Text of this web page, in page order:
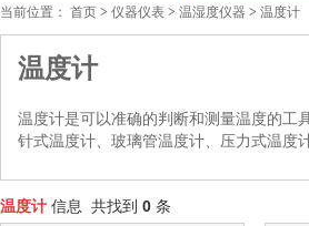
当前位置： 首页 > 仪器仪表 > 温湿度仪器 > 温度计
温度计
温度计是可以准确的判断和测量温度的工
针式温度计、玻璃管温度计、压力式温度
温度计 信息 共找到 0 条